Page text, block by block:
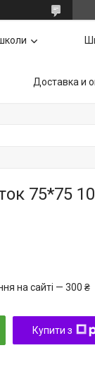
Доставка и
75*75
на сайті — 300 ₴
Купити з